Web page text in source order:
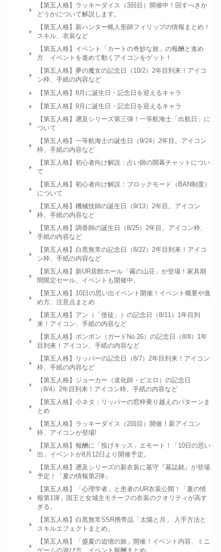
【第五人格】ラッキーダイス（3回目）開催中！回すべきか
どうかについて解説します。
【第五人格】新ハンター蝋人形師フィリップの情報まとめ！
スキル、衣装など
【第五人格】イベント「カートの奇妙な旅」の報酬と進め
方 イベントを進めて動くアイコンをゲット！
【第五人格】夢の魔女の記念日（10/2）2年目到来！アイコ
ン枠、手紙の内容など
【第五人格】8月に誕生日・記念日を迎えるキャラ
【第五人格】9月に誕生日・記念日を迎えるキャラ
【第五人格】遡及シリーズ第三弾！一等航海士「出航日」に
ついて
【第五人格】一等航海士の誕生日（9/24）2年目。アイコン
枠、手紙の内容など
【第五人格】初心者向け解説：占い師の開幕チャットについ
て
【第五人格】初心者向け解説：ブロックモード（BAN制度）
について
【第五人格】機械技師の誕生日（9/13）2年目。アイコン
枠、手紙の内容など
【第五人格】調香師の誕生日（8/25）2年目。アイコン枠、
手紙の内容など
【第五人格】白黒無常の記念日（8/22）2年目到来！アイコ
ン枠、手紙の内容など
【第五人格】新UR居館ホール「霧の山荘」が登場！家具期
間限定セール、イベントも開催中。
【第五人格】10日の思い出イベント開催！イベント概要や進
め方、注意点まとめ
【第五人格】アン（「使徒」）の記念日（8/11）1年目到
来！アイコン、手紙の内容など
【第五人格】ボンボン（ガードNo.26）の記念日（8/8）1年
目到来！アイコン、手紙の内容など
【第五人格】リッパーの記念日（8/7）2年目到来！アイコン
枠、手紙の内容など
【第五人格】ジョーカー（道化師・ピエロ）の記念日
（8/4）2年目到来！アイコン枠、手紙の内容など
【第五人格】小ネタ：リッパーの窓枠乗り越えのパターンま
とめ
【第五人格】ラッキーダイス（2回目）開催！新アイコン
枠、アイコンが登場!
【第五人格】報酬に「投げキッス」エモート！「10日の思い
出」イベントが8月12日より開催予定。
【第五人格】遡及シリーズの新衣装に墓守『墓誌銘』が登場
予定！「夏の情報第2弾」
【第五人格】「心理学者」と患者のUR衣装公開！「夏の情
報第1弾」国王と女城主モチーフの衣装のクオリティが高す
ぎる。
【第五人格】白黒無常SSR携帯品「太陽と月」 入手方法と
スキルエフェクトまとめ。
【第五人格】「盛夏の追憶の旅」開催！イベント内容、ミニ
ゲームの遊び方、イベント報酬まとめ。